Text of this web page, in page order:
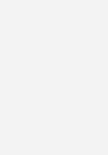
zu
VDI 4645 P/E
–
erfahrenen
laufen